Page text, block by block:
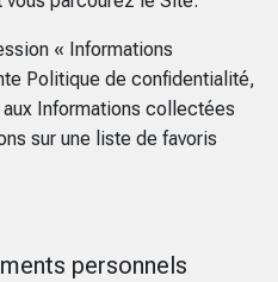
« Informations
Politique de confidentialité,
Informations collectées
sur une liste de favoris
personnels